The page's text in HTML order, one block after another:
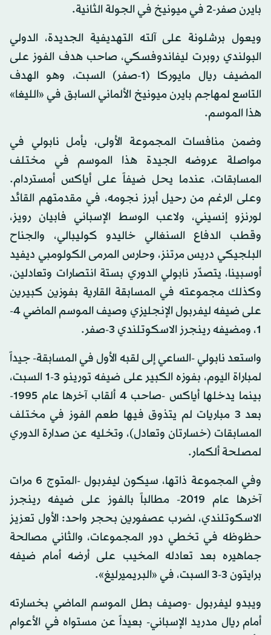
بايرن صفر-2 في ميونيخ في الجولة الثانية.
ويعول برشلونة على آلته التهديفية الجديدة، الدولي
البولندي روبرت ليفاندوفسكي، صاحب هدف الفوز على
المضيف ريال مايوركا (1-صفر) السبت، وهو الهدف
التاسع لمهاجم بايرن ميونيخ الألماني السابق في «الليغا»
هذا الموسم.
وضمن منافسات المجموعة الأولى، يأمل نابولي في
مواصلة عروضه الجيدة هذا الموسم في مختلف
المسابقات، عندما يحل ضيفاً على أياكس أمستردام.
وعلى الرغم من رحيل أبرز نجومه، في مقدمتهم القائد
لورنزو إنسيني، ولاعب الوسط الإسباني فابيان رويز،
وقطب الدفاع السنغالي خاليدو كوليبالي، والجناح
البلجيكي دريس مرتنز، وحارس المرمى الكولومبي ديفيد
أوسبينا، يتصدّر نابولي الدوري بستة انتصارات وتعادلين،
وكذلك مجموعته في المسابقة القارية بفوزين كبيرين
على ضيفه ليفربول الإنجليزي وصيف الموسم الماضي 4-
1، ومضيفه رينجرز الاسكوتلندي 3-صفر.
واستعد نابولي -الساعي إلى لقبه الأول في المسابقة- جيداً
لمباراة اليوم، بفوزه الكبير على ضيفه تورينو 3-1 السبت،
بينما يدخلها أياكس -صاحب 4 ألقاب آخرها عام 1995-
بعد 3 مباريات لم يتذوق فيها طعم الفوز في مختلف
المسابقات (خسارتان وتعادل)، وتخليه عن صدارة الدوري
لمصلحة ألكمار.
وفي المجموعة ذاتها، سيكون ليفربول -المتوج 6 مرات
آخرها عام 2019- مطالباً بالفوز على ضيفه رينجرز
الاسكوتلندي، لضرب عصفورين بحجر واحد: الأول تعزيز
حظوظه في تخطي دور المجموعات، والثاني مصالحة
جماهيره بعد تعادله المخيب على أرضه أمام ضيفه
برايتون 3-3 السبت، في «البريميرليغ».
ويبدو ليفربول -وصيف بطل الموسم الماضي بخسارته
أمام ريال مدريد الإسباني- بعيداً عن مستواه في الأعوام